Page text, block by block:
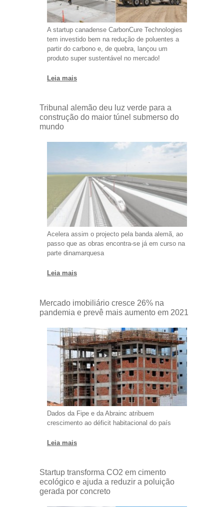
A startup canadense CarbonCure Technologies
tem investido bem na redução de poluentes a
partir do carbono e, de quebra, lançou um
produto super sustentável no mercado!
Leia mais
Tribunal alemão deu luz verde para a
construção do maior túnel submerso do
mundo
Acelera assim o projecto pela banda alemã, ao
passo que as obras encontra-se já em curso na
parte dinamarquesa
Leia mais
Mercado imobiliário cresce 26% na
pandemia e prevê mais aumento em 2021
Dados da Fipe e da Abrainc atribuem
crescimento ao déficit habitacional do país
Leia mais
Startup transforma CO2 em cimento
ecológico e ajuda a reduzir a poluição
gerada por concreto